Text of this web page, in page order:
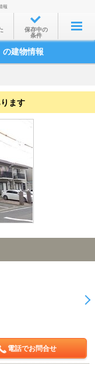
から
ら
報
保存中の
条件
建物情報
ます
電話でお問合せ